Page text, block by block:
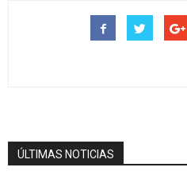
ÚLTIMAS NOTICIAS